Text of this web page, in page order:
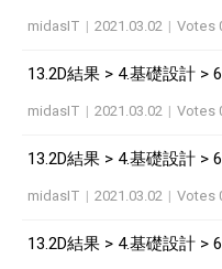
midasIT | 2021.03.02 | Votes
13.2D結果 > 4.基礎設計 >
midasIT | 2021.03.02 | Votes
13.2D結果 > 4.基礎設計 >
midasIT | 2021.03.02 | Votes
13.2D結果 > 4.基礎設計 >